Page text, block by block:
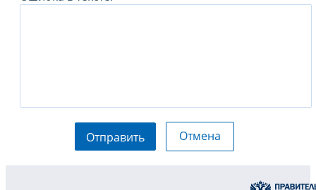
Отправить Отмена